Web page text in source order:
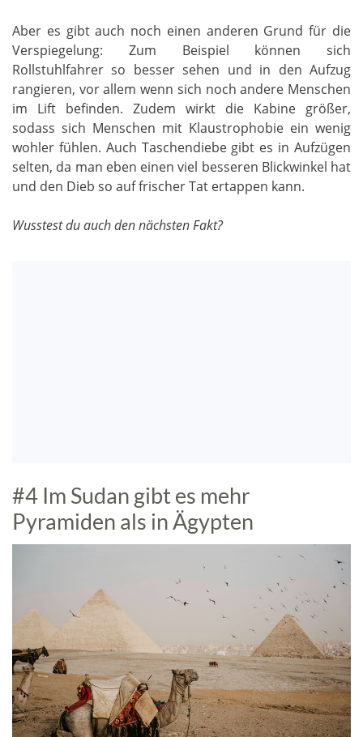
Aber es gibt auch noch einen anderen Grund für die
Verspiegelung: Zum Beispiel können sich
Rollstuhlfahrer so besser sehen und in den Aufzug
rangieren, vor allem wenn sich noch andere Menschen
im Lift befinden. Zudem wirkt die Kabine größer,
sodass sich Menschen mit Klaustrophobie ein wenig
wohler fühlen. Auch Taschendiebe gibt es in Aufzügen
selten, da man eben einen viel besseren Blickwinkel hat
und den Dieb so auf frischer Tat ertappen kann.
Wusstest du auch den nächsten Fakt?
#4 Im Sudan gibt es mehr
Pyramiden als in Ägypten